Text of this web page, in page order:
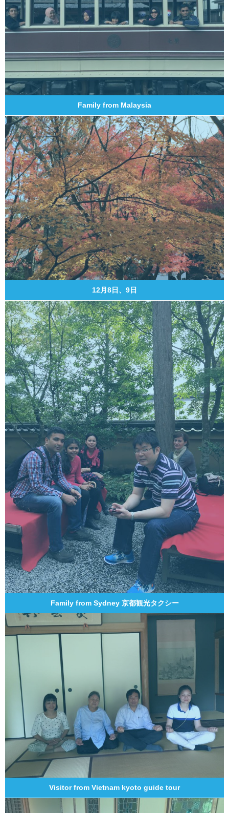
Family from Malaysia
12月8日、9日
Family from Sydney 京都観光タクシー
Visitor from Vietnam kyoto guide tour